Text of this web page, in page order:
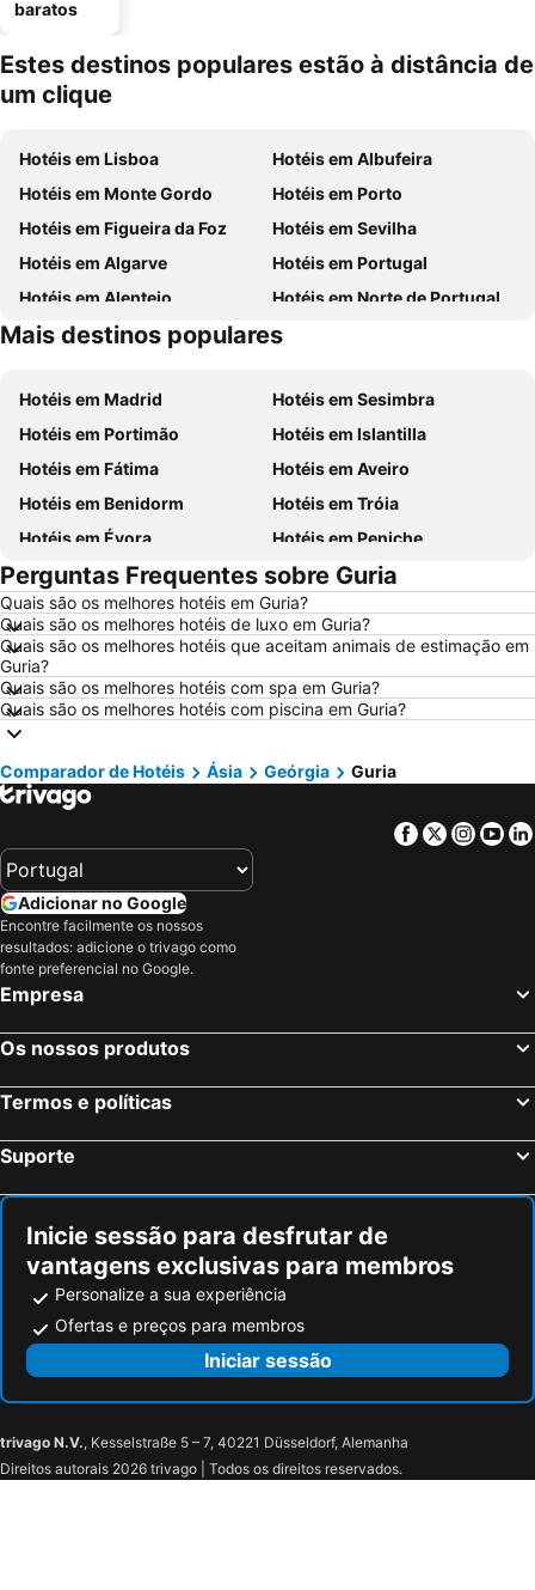
baratos
Estes destinos populares estão à distância de
um clique
Hotéis em Lisboa
Hotéis em Albufeira
Hotéis em Monte Gordo
Hotéis em Porto
Hotéis em Figueira da Foz
Hotéis em Sevilha
Hotéis em Algarve
Hotéis em Portugal
Hotéis em Alentejo
Hotéis em Norte de Portugal
Hotéis em Madeira
Hotéis em Espanha
Mais destinos populares
Hotéis em Madrid
Hotéis em Sesimbra
Hotéis em Portimão
Hotéis em Islantilla
Hotéis em Fátima
Hotéis em Aveiro
Hotéis em Benidorm
Hotéis em Tróia
Hotéis em Évora
Hotéis em Peniche
Hotéis em Porto Santo
Hotéis em Barcelona
Hotéis em Sangenjo
Hotéis em Nazaré
Hotéis em Vigo
Hotéis em Vila Nova de Milfontes
Hotéis em Isla Canela
Hotéis em Roma
Hotéis em Vilamoura
Hotéis em Centro de Portugal
Hotéis em Minorca
Hotéis em Galiza
Hotéis em Andaluzia
Hotéis em Douro
Hotéis em Ilha do Sal
Hotéis em Ibiza
Hotéis em Serra da Estrela
Hotéis em Costa da Luz
Hotéis em Gran Canaria
Perguntas Frequentes sobre Guria
Quais são os melhores hotéis em Guria?
Quais são os melhores hotéis de luxo em Guria?
Quais são os melhores hotéis que aceitam animais de estimação em
Guria?
Quais são os melhores hotéis com spa em Guria?
Quais são os melhores hotéis com piscina em Guria?
Comparador de Hotéis Ásia Geórgia Guria
Facebook
Twitter
Adicionar no Google
Encontre facilmente os nossos
resultados: adicione o trivago como
fonte preferencial no Google.
Empresa
Os nossos produtos
Termos e políticas
Suporte
Inicie sessão para desfrutar de
vantagens exclusivas para membros
Personalize a sua experiência
Ofertas e preços para membros
Iniciar sessão
trivago N.V., Kesselstraße 5 – 7, 40221 Düsseldorf, Alemanha
Direitos autorais 2026 trivago | Todos os direitos reservados.